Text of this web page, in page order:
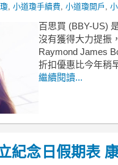
小道瓊手續費 小道瓊開戶
百思買 (BBY-US)
沒有獲得大力提振
Raymond James
折扣優惠比今年稍
繼續閱讀...
紀念日假期表